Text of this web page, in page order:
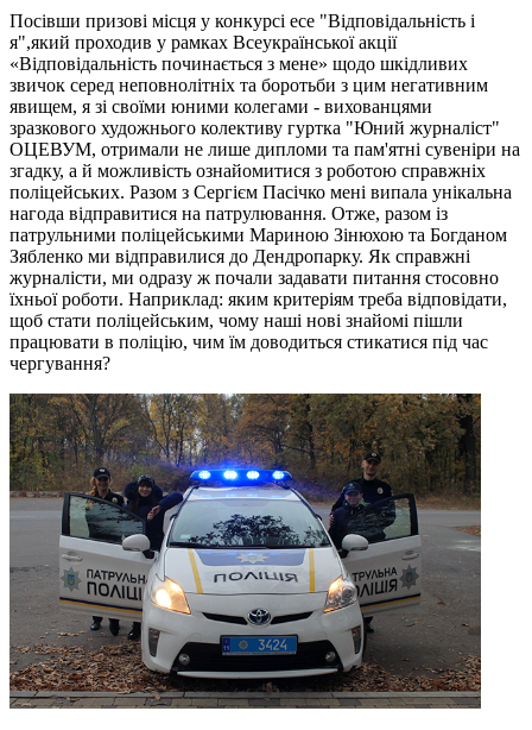
Посівши призові місця у конкурсі есе "Відповідальність і
я",який проходив у рамках Всеукраїнської акції
«Відповідальність починається з мене» щодо шкідливих
звичок серед неповнолітніх та боротьби з цим негативним
явищем, я зі своїми юними колегами - вихованцями
зразкового художнього колективу гуртка "Юний журналіст"
ОЦЕВУМ, отримали не лише дипломи та пам'ятні сувеніри на
згадку, а й можливість ознайомитися з роботою справжніх
поліцейських. Разом з Сергієм Пасічко мені випала унікальна
нагода відправитися на патрулювання. Отже, разом із
патрульними поліцейськими Мариною Зінюхою та Богданом
Зябленко ми відправилися до Дендропарку. Як справжні
журналісти, ми одразу ж почали задавати питання стосовно
їхньої роботи. Наприклад: яким критеріям треба відповідати,
щоб стати поліцейським, чому наші нові знайомі пішли
працювати в поліцію, чим їм доводиться стикатися під час
чергування?